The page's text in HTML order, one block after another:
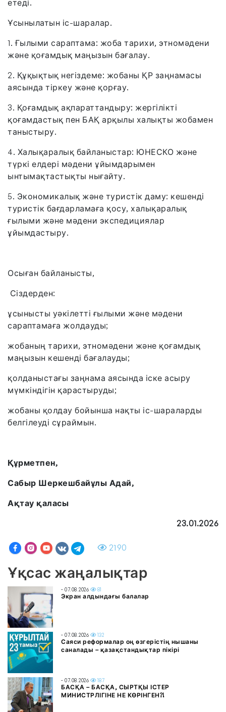
етеді.
Ұсынылатын іс-шаралар.
1. Ғылыми сараптама: жоба тарихи, этномәдени
және қоғамдық маңызын бағалау.
2. Құқықтық негіздеме: жобаны ҚР заңнамасы
аясында тіркеу және қорғау.
3. Қоғамдық ақпараттандыру: жергілікті
қоғамдастық пен БАҚ арқылы халықты жобамен
таныстыру.
4. Халықаралық байланыстар: ЮНЕСКО және
түркі елдері мәдени ұйымдарымен
ынтымақтастықты нығайту.
5. Экономикалық және туристік даму: кешенді
туристік бағдарламаға қосу, халықаралық
ғылыми және мәдени экспедициялар
ұйымдастыру.
Осыған байланысты,
Сіздерден:
ұсынысты уәкілетті ғылыми және мәдени
сараптамаға жолдауды;
жобаның тарихи, этномәдени және қоғамдық
маңызын кешенді бағалауды;
қолданыстағы заңнама аясында іске асыру
мүмкіндігін қарастыруды;
жобаны қолдау бойынша нақты іс-шараларды
белгілеуді сұраймын.
Құрметпен,
Сабыр Шеркешбайұлы Адай,
Ақтау қаласы
23.01.2026
2190
Ұқсас жаңалықтар
- 07.08.2026 81
Экран алдындағы балалар
- 07.08.2026 132
Саяси реформалар оң өзгерістің нышаны
саналады – қазақстандықтар пікірі
- 07.08.2026 187
БАСҚА – БАСҚА, СЫРТҚЫ ІСТЕР
МИНИСТРЛІГІНЕ НЕ КӨРІНГЕН?!